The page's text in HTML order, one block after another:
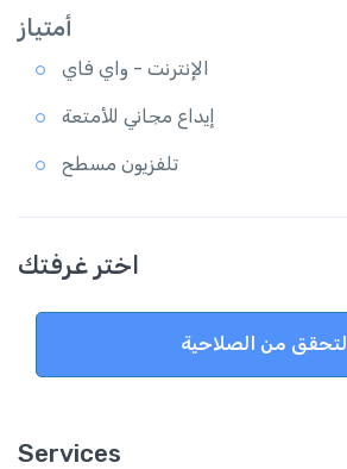
أمتياز
الإنترنت - واي فاي
إيداع مجاني للأمتعة
تلفزيون مسطح
اختر غرفتك
التحقق من الصلاحية
Services